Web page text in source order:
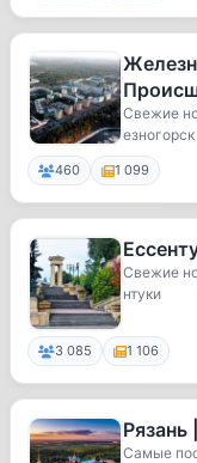
Свежие
езногорск
460 1 099
Свежие
нтуки
3 085 1 106
Самые